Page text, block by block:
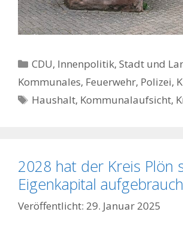
Kategorien
CDU, Innenpolitik, Stadt und
Kommunales, Feuerwehr, Polizei,
Schlagwörter
Haushalt, Kommunalaufsicht,
2028 hat der Kreis Plön
Eigenkapital
29. Januar 2025